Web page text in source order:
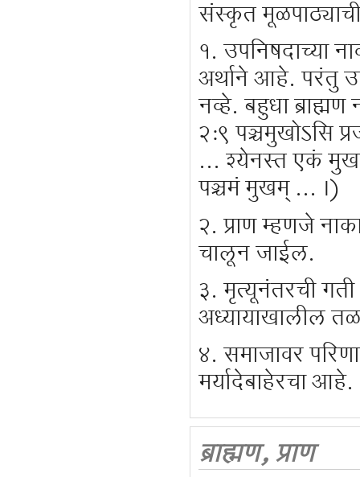
संस्कृत
१. उपनिषदाच्या
अर्थाने आहे. परंतु
नव्हे. बहुधा
२:९ पञ्चमुखोऽसि
... श्येनस्त एकं
पञ्चमं मुखम् ... ।)
२. प्राण म्हणजे
चालून जाईल.
३. मृत्यूनंतरची गती
अध्यायाखालील
४. समाजावर
मर्यादेबाहेरचा आहे.
ब्राह्मण, प्राण